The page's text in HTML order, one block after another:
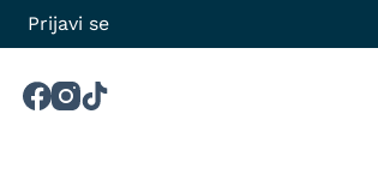
Prijavi se